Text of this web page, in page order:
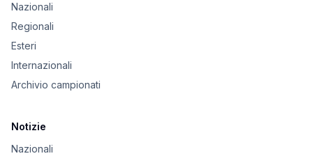
Nazionali
Regionali
Esteri
Internazionali
Archivio campionati
Notizie
Nazionali